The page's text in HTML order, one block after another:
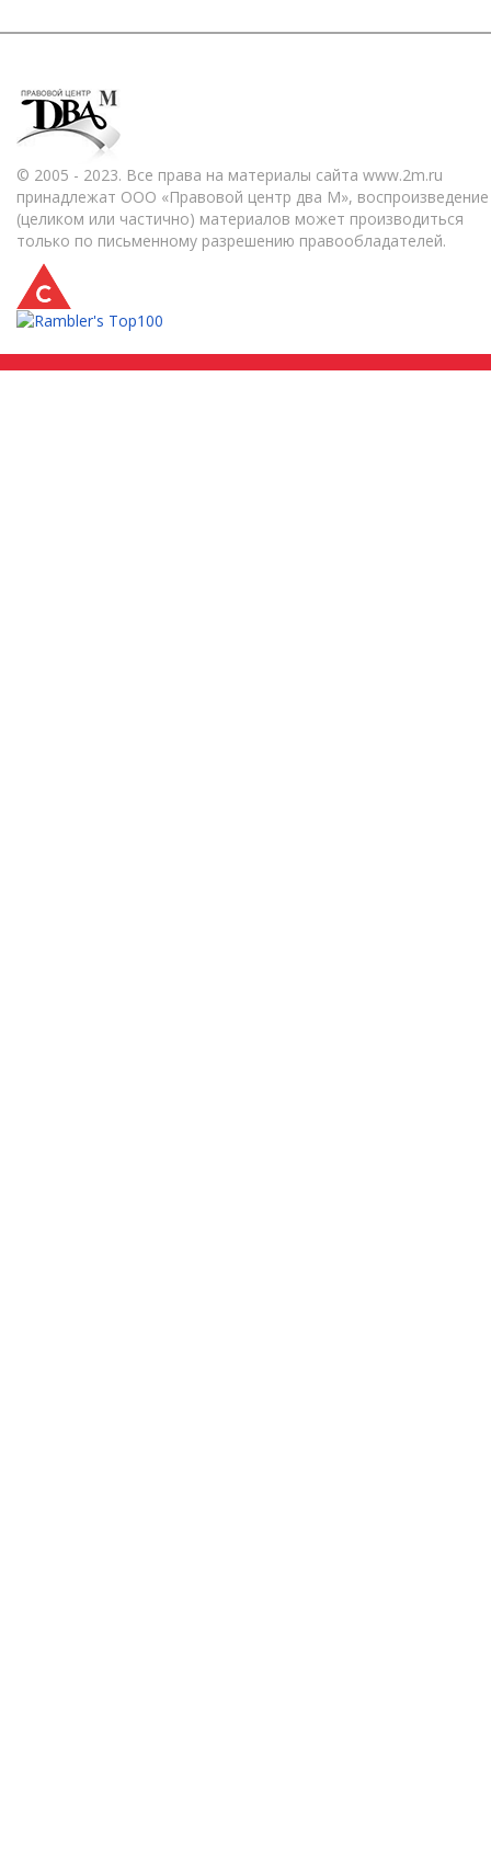
© 2005 - 2023. Все права на материалы сайта www.2m.ru
принадлежат ООО «Правовой центр два М», воспроизведение
(целиком или частично) материалов может производиться
только по письменному разрешению правообладателей.